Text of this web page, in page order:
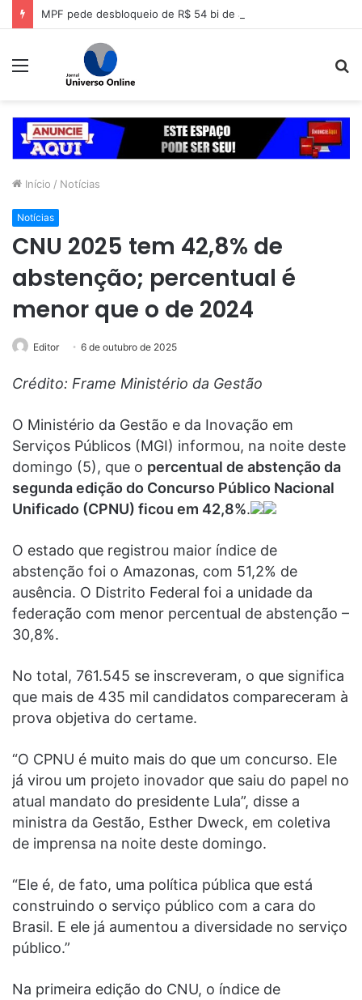
Menu
Início / Notícias
Notícias
CNU 2025 tem 42,8% de
abstenção; percentual é
menor que o de 2024
Editor 6 de outubro de 2025
Crédito: Frame Ministério da Gestão
O Ministério da Gestão e da Inovação em
Serviços Públicos (MGI) informou, na noite deste
domingo (5), que o percentual de abstenção da
segunda edição do Concurso Público Nacional
Unificado (CPNU) ficou em 42,8%.
O estado que registrou maior índice de
abstenção foi o Amazonas, com 51,2% de
ausência. O Distrito Federal foi a unidade da
federação com menor percentual de abstenção –
30,8%.
No total, 761.545 se inscreveram, o que significa
que mais de 435 mil candidatos compareceram à
prova objetiva do certame.
“O CPNU é muito mais do que um concurso. Ele
já virou um projeto inovador que saiu do papel no
atual mandato do presidente Lula”, disse a
ministra da Gestão, Esther Dweck, em coletiva
de imprensa na noite deste domingo.
“Ele é, de fato, uma política pública que está
construindo o serviço público com a cara do
Brasil. E ele já aumentou a diversidade no serviço
público.”
Na primeira edição do CNU, o índice de